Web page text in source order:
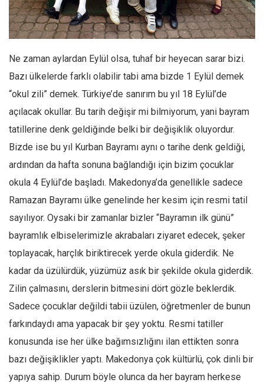
Facebook
Instagram
Editörden
Kemal Özer
Mahmut Toptaş
Yvonne Ridley
Barış Tarımcıoğlu
Ömer Kayani
Yusuf Armağan
Hasanali Yıldırım
Mehmet Ali Tekin
Abir E. Nahas
Amina S. Jenenkovic
Bağdagül Öz
Esra Elönü
» Yazar arşivi
Ne zaman aylardan Eylül olsa, tuhaf bir heyecan sarar bizi.
Bazı ülkelerde farklı olabilir tabi ama bizde 1 Eylül demek
“okul zili” demek. Türkiye’de sanırım bu yıl 18 Eylül’de
açılacak okullar. Bu tarih değişir mi bilmiyorum, yani bayram
tatillerine denk geldiğinde belki bir değişiklik oluyordur.
Bizde ise bu yıl Kurban Bayramı aynı o tarihe denk geldiği,
ardından da hafta sonuna bağlandığı için bizim çocuklar
okula 4 Eylül’de başladı. Makedonya’da genellikle sadece
Ramazan Bayramı ülke genelinde her kesim için resmi tatil
sayılıyor. Oysaki bir zamanlar bizler “Bayramın ilk günü”
bayramlık elbiselerimizle akrabaları ziyaret edecek, şeker
toplayacak, harçlık biriktirecek yerde okula giderdik. Ne
kadar da üzülürdük, yüzümüz asık bir şekilde okula giderdik.
Zilin çalmasını, derslerin bitmesini dört gözle beklerdik.
Sadece çocuklar değildi tabii üzülen, öğretmenler de bunun
farkındaydı ama yapacak bir şey yoktu. Resmi tatiller
konusunda ise her ülke bağımsızlığını ilan ettikten sonra
bazı değişiklikler yaptı. Makedonya çok kültürlü, çok dinli bir
yapıya sahip. Durum böyle olunca da her bayram herkese